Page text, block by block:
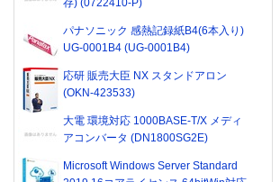
存) (0722410-P)
パナソニック 感熱記録紙B4(6本入り)
UG-0001B4 (UG-0001B4)
応研 販売大臣 NX スタンドアロン
(OKN-423533)
大電 環境対応 1000BASE-T/X メディ
アコンバータ (DN1800SG2E)
Microsoft Windows Server Standard